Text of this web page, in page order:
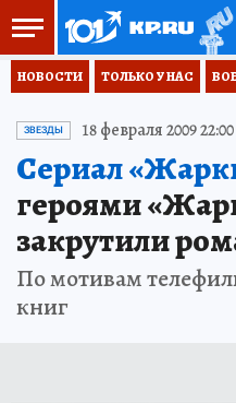
НОВОСТИ ТОЛЬКО У НАС
ЗВЕЗДЫ 18 февраля 2009 22:00
Сериал
героями
закрутили
По мотивам
книг